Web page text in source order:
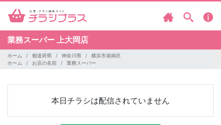
業務スーパー 上大岡店
ホーム 都道府県 神奈川県
横浜市港南区
ホーム
お店の名前 業務スーパー
本日チラシは配信されていません